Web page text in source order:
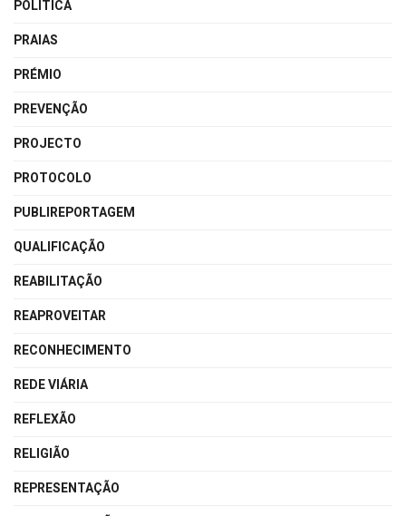
POLÍTICA
PRAIAS
PRÉMIO
PREVENÇÃO
PROJECTO
PROTOCOLO
PUBLIREPORTAGEM
QUALIFICAÇÃO
REABILITAÇÃO
REAPROVEITAR
RECONHECIMENTO
REDE VIÁRIA
REFLEXÃO
RELIGIÃO
REPRESENTAÇÃO